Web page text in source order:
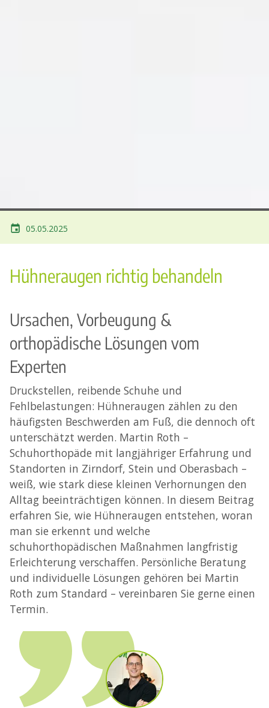
05.05.2025
Hühneraugen richtig behandeln
Ursachen, Vorbeugung &
orthopädische Lösungen vom
Experten
Druckstellen, reibende Schuhe und
Fehlbelastungen: Hühneraugen zählen zu den
häufigsten Beschwerden am Fuß, die dennoch oft
unterschätzt werden. Martin Roth –
Schuhorthopäde mit langjähriger Erfahrung und
Standorten in Zirndorf, Stein und Oberasbach –
weiß, wie stark diese kleinen Verhornungen den
Alltag beeinträchtigen können. In diesem Beitrag
erfahren Sie, wie Hühneraugen entstehen, woran
man sie erkennt und welche
schuhorthopädischen Maßnahmen langfristig
Erleichterung verschaffen. Persönliche Beratung
und individuelle Lösungen gehören bei Martin
Roth zum Standard – vereinbaren Sie gerne einen
Termin.